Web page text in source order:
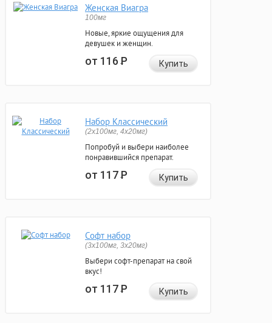
Женская Виагра
100мг
Новые, яркие ощущения для
девушек и женщин.
от 116Р Купить
Набор Классический
(2x100мг, 4x20мг)
Попробуй и выбери наиболее
понравившийся препарат.
от 117Р Купить
Софт набор
(3x100мг, 3x20мг)
Выбери софт-препарат на свой
вкус!
от 117Р Купить